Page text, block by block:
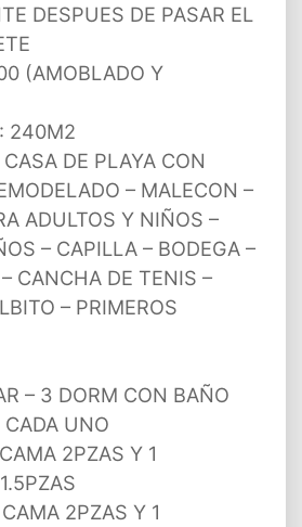
DESPUES DE PASAR EL
(AMOBLADO Y
240M2
DE PLAYA CON
– MALECON –
ADULTOS Y NIÑOS –
– CAPILLA – BODEGA –
CANCHA DE TENIS –
– PRIMEROS
– 3 DORM CON BAÑO
CADA UNO
2PZAS Y 1
2PZAS Y 1